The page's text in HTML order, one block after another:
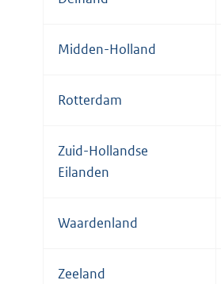
Midden-Holland
Rotterdam
Zuid-Hollandse
Eilanden
Waardenland
Zeeland